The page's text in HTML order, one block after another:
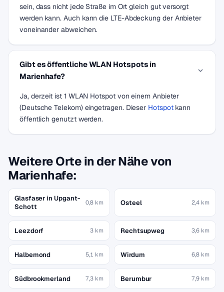
sein, dass nicht jede Straße im Ort gleich gut versorgt
werden kann. Auch kann die LTE-Abdeckung der Anbieter
voneinander abweichen.
Gibt es öffentliche WLAN Hotspots in
Marienhafe?
Ja, derzeit ist 1 WLAN Hotspot von einem Anbieter
(Deutsche Telekom) eingetragen. Dieser Hotspotkann
öffentlich genutzt werden.
Weitere Orte in der Nähe von
Marienhafe:
Glasfaser in Upgant-
Schott
0,8 km Osteel 2,4 km
Leezdorf 3 km Rechtsupweg 3,6 km
Halbemond 5,1 km Wirdum 6,8 km
Südbrookmerland 7,3 km Berumbur 7,9 km